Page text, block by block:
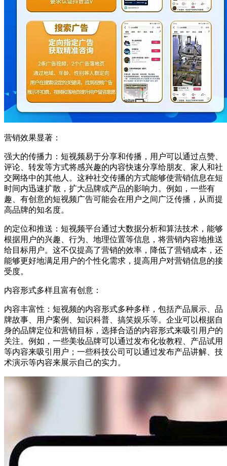
营销效果显著：
强大的传播力：短视频易于分享和传播，用户可以通过点赞、
评论、转发等方式将感兴趣的内容快速分享给朋友、家人和社
交网络中的其他人。这种社交传播的方式能够使营销信息在短
时间内迅速扩散，扩大品牌或产品的影响力。例如，一些有
趣、有创意的短视频广告可能会在用户之间广泛传播，从而提
高品牌的知名度。
的定位和推送：短视频平台通过大数据分析和算法技术，能够
根据用户的兴趣、行为、地理位置等信息，将营销内容地推送
给目标用户。这不仅提高了营销的效率，降低了营销成本，还
能够更好地满足用户的个性化需求，提高用户对营销信息的接
受度。
内容形式多样且富有创意：
内容丰富性：短视频的内容形式多种多样，包括产品展示、品
牌故事、用户案例、知识科普、搞笑娱乐等。企业可以根据自
身的品牌定位和营销目标，选择合适的内容形式来吸引用户的
关注。例如，一些美妆品牌可以通过发布化妆教程、产品试用
等内容来吸引用户；一些科技公司可以通过发布产品讲解、技
术演示等内容来展示自己的实力。